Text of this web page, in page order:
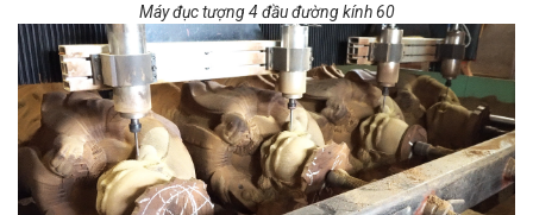
Máy đục tượng 4 đầu đường kính 60